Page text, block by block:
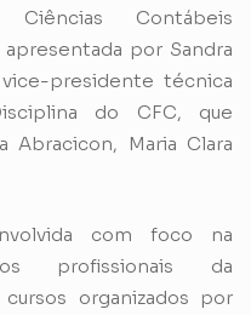
Contábeis
por Sandra
presidente técnica
do CFC, que
Maria Clara
com foco na
profissionais da
organizados por